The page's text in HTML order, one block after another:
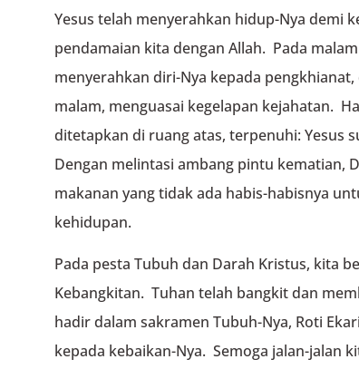
Yesus telah menyerahkan hidup-Nya demi
pendamaian kita dengan Allah. Pada
menyerahkan diri-Nya kepada
malam, menguasai kegelapan kejahatan.
ditetapkan di ruang atas, terpenuhi: Yesus
Dengan melintasi ambang pintu kematian,
makanan yang tidak ada habis-habisnya
kehidupan.
Pada pesta Tubuh dan Darah Kristus, kita
Kebangkitan. Tuhan telah bangkit dan
hadir dalam sakramen Tubuh-Nya, Roti
kepada kebaikan-Nya. Semoga jalan-jalan